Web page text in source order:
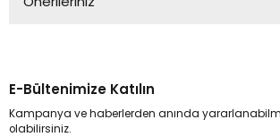
kullanarak tarafımıza iletebilirsiniz.
Görüş ve önerileriniz için teşekkür ederiz.
E-Bültenimize Katılın
Kampanya ve haberlerden anında
olabilirsiniz.